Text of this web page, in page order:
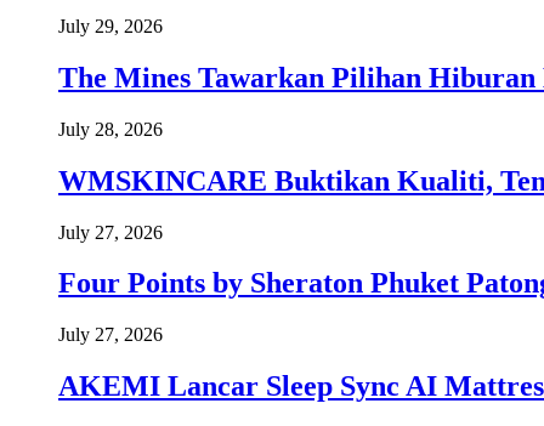
July 29, 2026
The Mines Tawarkan Pilihan
July 28, 2026
WMSKINCARE Buktikan Kualiti,
July 27, 2026
Four Points by Sheraton Phuket
July 27, 2026
AKEMI Lancar Sleep Sync AI